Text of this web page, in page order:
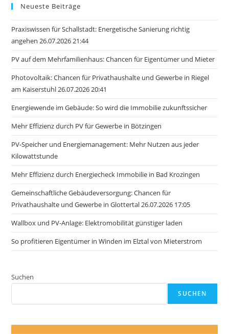
Neueste Beiträge
Praxiswissen für Schallstadt: Energetische Sanierung richtig
angehen 26.07.2026 21:44
PV auf dem Mehrfamilienhaus: Chancen für Eigentümer und Mieter
Photovoltaik: Chancen für Privathaushalte und Gewerbe in Riegel
am Kaiserstuhl 26.07.2026 20:41
Energiewende im Gebäude: So wird die Immobilie zukunftssicher
Mehr Effizienz durch PV für Gewerbe in Bötzingen
PV-Speicher und Energiemanagement: Mehr Nutzen aus jeder
Kilowattstunde
Mehr Effizienz durch Energiecheck Immobilie in Bad Krozingen
Gemeinschaftliche Gebäudeversorgung: Chancen für
Privathaushalte und Gewerbe in Glottertal 26.07.2026 17:05
Wallbox und PV-Anlage: Elektromobilität günstiger laden
So profitieren Eigentümer in Winden im Elztal von Mieterstrom
Suchen
SUCHEN